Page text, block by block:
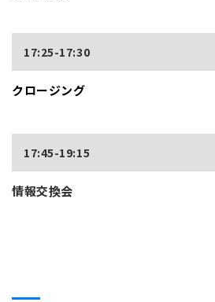
17:25-17:30
クロージング
17:45-19:15
情報交換会